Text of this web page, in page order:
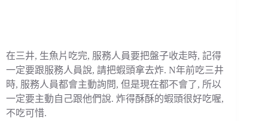
在三井, 生魚片吃完, 服務人員要把盤子收走時, 記得
一定要跟服務人員說, 請把蝦頭拿去炸. N年前吃三井
時, 服務人員都會主動詢問, 但是現在都不會了, 所以
一定要主動自己跟他們說. 炸得酥酥的蝦頭很好吃喔,
不吃可惜.